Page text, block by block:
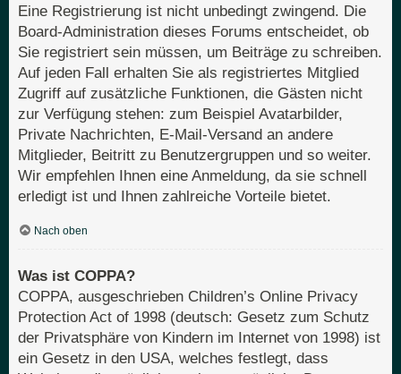
Eine Registrierung ist nicht unbedingt zwingend. Die
Board-Administration dieses Forums entscheidet, ob
Sie registriert sein müssen, um Beiträge zu schreiben.
Auf jeden Fall erhalten Sie als registriertes Mitglied
Zugriff auf zusätzliche Funktionen, die Gästen nicht
zur Verfügung stehen: zum Beispiel Avatarbilder,
Private Nachrichten, E-Mail-Versand an andere
Mitglieder, Beitritt zu Benutzergruppen und so weiter.
Wir empfehlen Ihnen eine Anmeldung, da sie schnell
erledigt ist und Ihnen zahlreiche Vorteile bietet.
Nach oben
Was ist COPPA?
COPPA, ausgeschrieben Children’s Online Privacy
Protection Act of 1998 (deutsch: Gesetz zum Schutz
der Privatsphäre von Kindern im Internet von 1998) ist
ein Gesetz in den USA, welches festlegt, dass